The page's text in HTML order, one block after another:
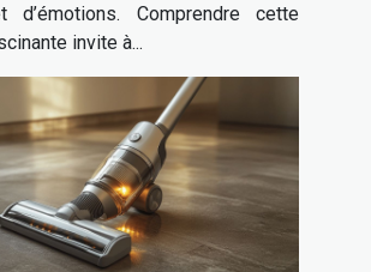
d’émotions. Comprendre cette
invite à...